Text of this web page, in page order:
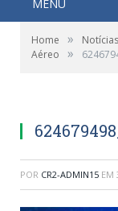
MENU
Home » Notícias
Aéreo
»
POR CR2-ADMIN15 EM